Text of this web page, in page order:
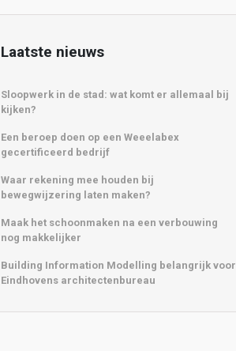
Laatste nieuws
Sloopwerk in de stad: wat komt er allemaal bij
kijken?
Een beroep doen op een Weeelabex
gecertificeerd bedrijf
Waar rekening mee houden bij
bewegwijzering laten maken?
Maak het schoonmaken na een verbouwing
nog makkelijker
Building Information Modelling belangrijk voor
Eindhovens architectenbureau